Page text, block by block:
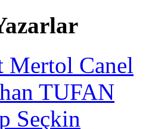
Mertol Canel
TUFAN
Seçkin